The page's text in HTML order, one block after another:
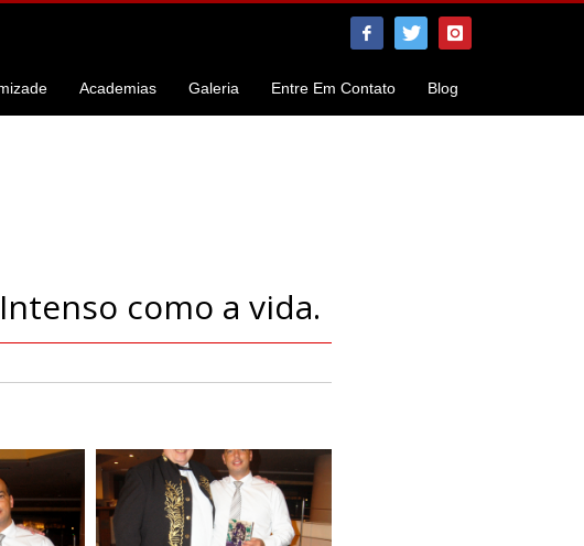
Academias Galeria Entre Em Contato Blog
como a vida.